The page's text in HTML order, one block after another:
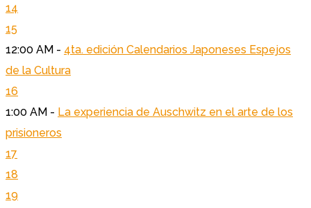
14
15
12:00 AM - 4ta. edición Calendarios Japoneses Espejos
de la Cultura
16
1:00 AM - La experiencia de Auschwitz en el arte de los
prisioneros
17
18
19